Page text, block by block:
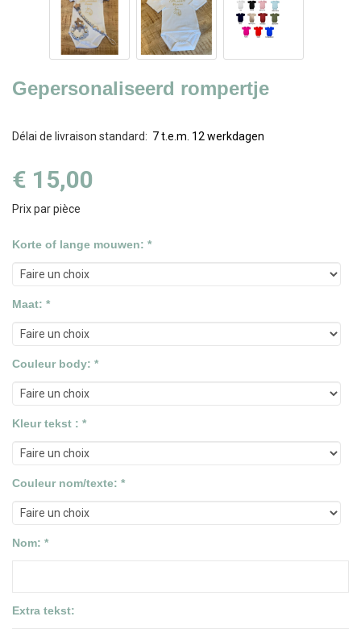
Gepersonaliseerd rompertje
Délai de livraison standard: 7 t.e.m. 12 werkdagen
€ 15,00
Prix par pièce
Korte of lange mouwen: *
Maat: *
Couleur body: *
Kleur tekst : *
Couleur nom/texte: *
Nom: *
Extra tekst: